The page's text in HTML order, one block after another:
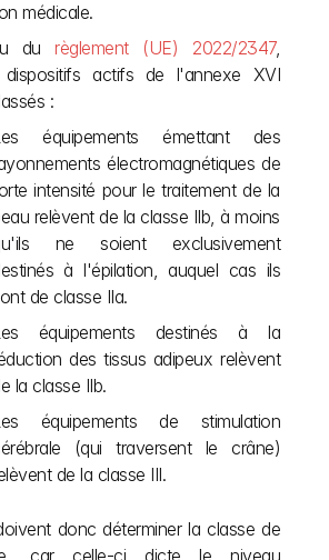
médicale.
du règlement (UE) 2022/2347,
dispositifs actifs de l'annexe XVI
:
équipements émettant des
électromagnétiques de
intensité pour le traitement de la
relèvent de la classe IIb, à moins
ne soient exclusivement
à l'épilation, auquel cas ils
de classe IIa.
équipements destinés à la
des tissus adipeux relèvent
la classe IIb.
équipements de stimulation
(qui traversent le crâne)
de la classe III.
donc déterminer la classe de
car celle-ci dicte le niveau